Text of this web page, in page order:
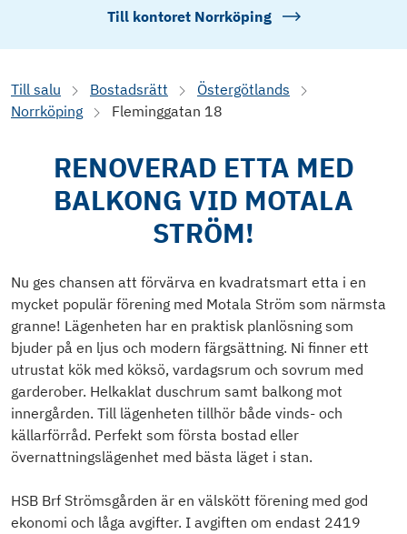
Till kontoret Norrköping
Till salu Bostadsrätt
Östergötlands
Norrköping
Fleminggatan 18
RENOVERAD ETTA MED
BALKONG VID MOTALA
STRÖM!
Nu ges chansen att förvärva en kvadratsmart etta i en
mycket populär förening med Motala Ström som närmsta
granne! Lägenheten har en praktisk planlösning som
bjuder på en ljus och modern färgsättning. Ni finner ett
utrustat kök med köksö, vardagsrum och sovrum med
garderober. Helkaklat duschrum samt balkong mot
innergården. Till lägenheten tillhör både vinds- och
källarförråd. Perfekt som första bostad eller
övernattningslägenhet med bästa läget i stan.
HSB Brf Strömsgården är en välskött förening med god
ekonomi och låga avgifter. I avgiften om endast 2419